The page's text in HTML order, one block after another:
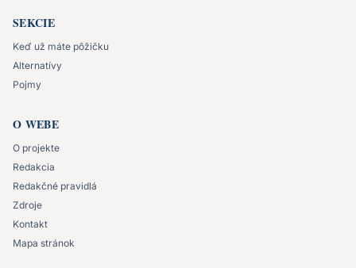
SEKCIE
Keď už máte pôžičku
Alternatívy
Pojmy
O WEBE
O projekte
Redakcia
Redakčné pravidlá
Zdroje
Kontakt
Mapa stránok